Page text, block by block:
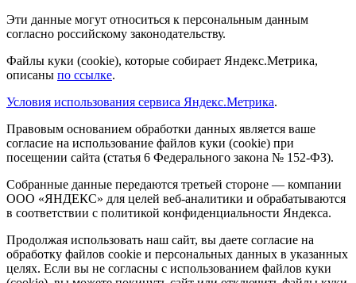
Эти данные могут относиться к персональным данным
согласно российскому законодательству.
Файлы куки (cookie), которые собирает Яндекс.Метрика,
описаны по ссылке.
Условия использования сервиса Яндекс.Метрика.
Правовым основанием обработки данных является ваше
согласие на использование файлов куки (cookie) при
посещении сайта (статья 6 Федерального закона № 152-ФЗ).
Собранные данные передаются третьей стороне — компании
ООО «ЯНДЕКС» для целей веб-аналитики и обрабатываются
в соответствии с политикой конфиденциальности Яндекса.
Продолжая использовать наш сайт, вы даете согласие на
обработку файлов cookie и персональных данных в указанных
целях. Если вы не согласны с использованием файлов куки